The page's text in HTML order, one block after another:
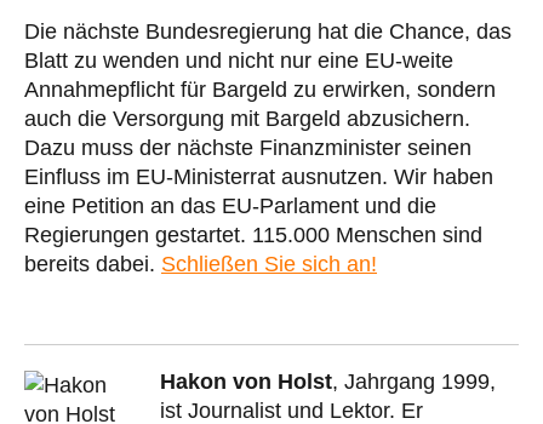
Die nächste Bundesregierung hat die Chance, das
Blatt zu wenden und nicht nur eine EU-weite
Annahmepflicht für Bargeld zu erwirken, sondern
auch die Versorgung mit Bargeld abzusichern.
Dazu muss der nächste Finanzminister seinen
Einfluss im EU-Ministerrat ausnutzen. Wir haben
eine Petition an das EU-Parlament und die
Regierungen gestartet. 115.000 Menschen sind
bereits dabei. Schließen Sie sich an!
Hakon von Holst, Jahrgang 1999,
ist Journalist und Lektor. Er